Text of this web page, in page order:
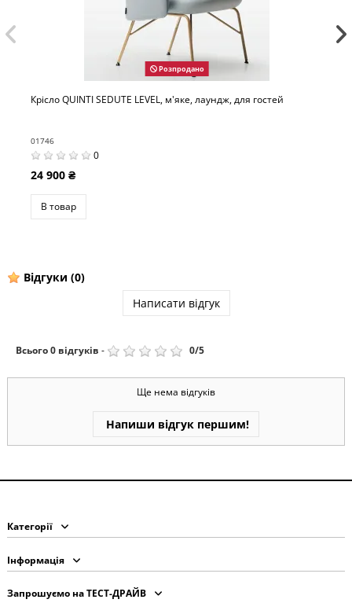
м'яке, лаундж, для гостей Лаундж крісло QUINTI
Відгуки (0)
Написати відгук
Всього0 відгуків - 0/5
Ще нема відгуків
Напиши відгук першим!
Категорії
Інформація
Запрошуємо на ТЕСТ-ДРАЙВ